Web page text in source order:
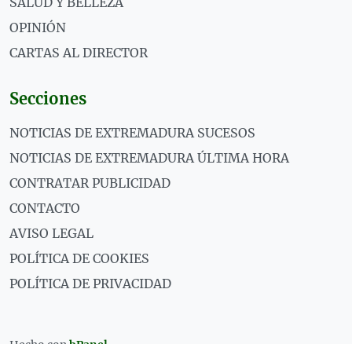
OPINIÓN
CARTAS AL DIRECTOR
Secciones
NOTICIAS DE EXTREMADURA SUCESOS
NOTICIAS DE EXTREMADURA ÚLTIMA HORA
CONTRATAR PUBLICIDAD
CONTACTO
AVISO LEGAL
POLÍTICA DE COOKIES
POLÍTICA DE PRIVACIDAD